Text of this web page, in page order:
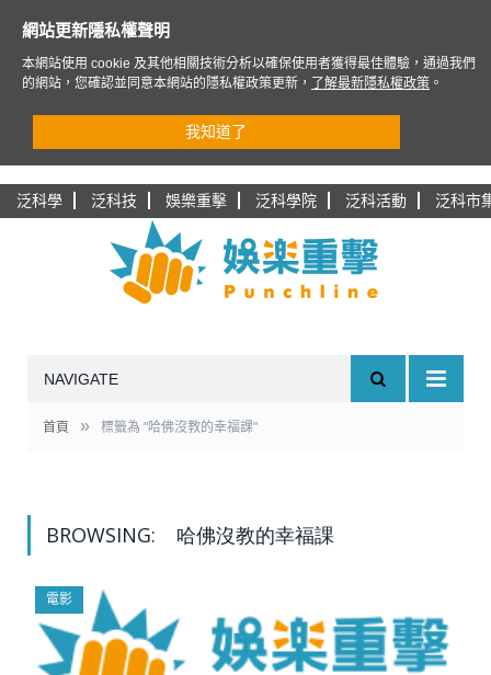
泛科學 泛科技 娛樂重擊 泛科學院 泛科活動 泛科市
NAVIGATE
首頁 » 標籤為 "哈佛沒教的幸福課"
BROWSING: 哈佛沒教的幸福課
電影
網站更新隱私權聲明
本網站使用 cookie 及其他相關技術分析以確保使用者獲得最佳體驗，通過我們
的網站，您確認並同意本網站的隱私權政策更新，
了解最新隱私權政策 。
我知道了